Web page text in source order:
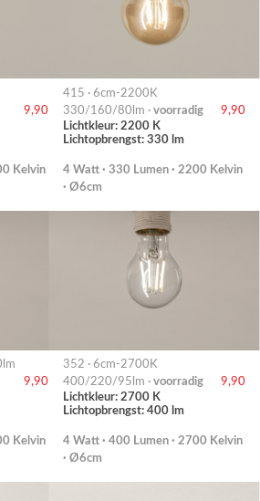
9,90
Kelvin
415 · 6cm-2200K
330/160/80lm · voorradig
9,90
Lichtkleur: 2200 K
Lichtopbrengst: 330 lm
4 Watt · 330 Lumen · 2200 Kelvin
· Ø6cm
9,90
Kelvin
352 · 6cm-2700K
400/220/95lm · voorradig
9,90
Lichtkleur: 2700 K
Lichtopbrengst: 400 lm
4 Watt · 400 Lumen · 2700 Kelvin
· Ø6cm